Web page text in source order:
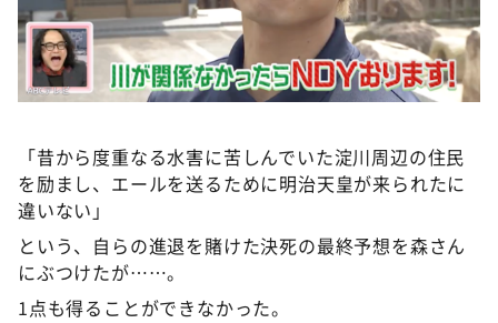
「昔から度重なる水害に苦しんでいた淀川周辺の住民
を励まし、エールを送るために明治天皇が来られたに
違いない」
という、自らの進退を賭けた決死の最終予想を森さん
にぶつけたが……。
1点も得ることができなかった。